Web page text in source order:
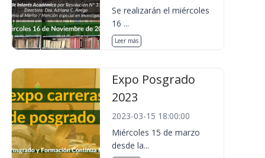
Se realizarán el miércoles
16 ...
Leer más
Expo Posgrado
2023
2023-03-15 18:00:00
Miércoles 15 de marzo
desde la...